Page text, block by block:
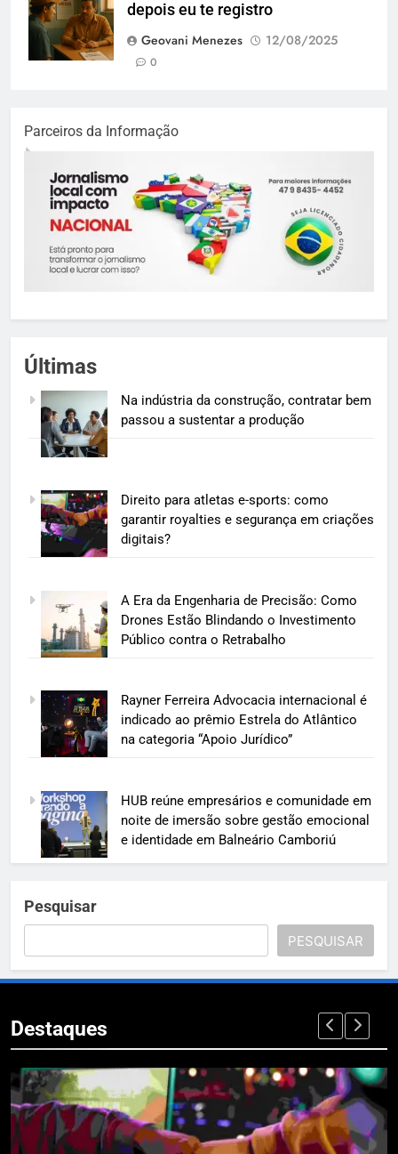
depois eu te registro
Geovani Menezes
12/08/2025
0
Parceiros da Informação
Últimas
Na indústria da construção, contratar bem
passou a sustentar a produção
Direito para atletas e-sports: como
garantir royalties e segurança em criações
digitais?
A Era da Engenharia de Precisão: Como
Drones Estão Blindando o Investimento
Público contra o Retrabalho
Rayner Ferreira Advocacia internacional é
indicado ao prêmio Estrela do Atlântico
na categoria “Apoio Jurídico”
HUB reúne empresários e comunidade em
noite de imersão sobre gestão emocional
e identidade em Balneário Camboriú
Pesquisar
PESQUISAR
Destaques